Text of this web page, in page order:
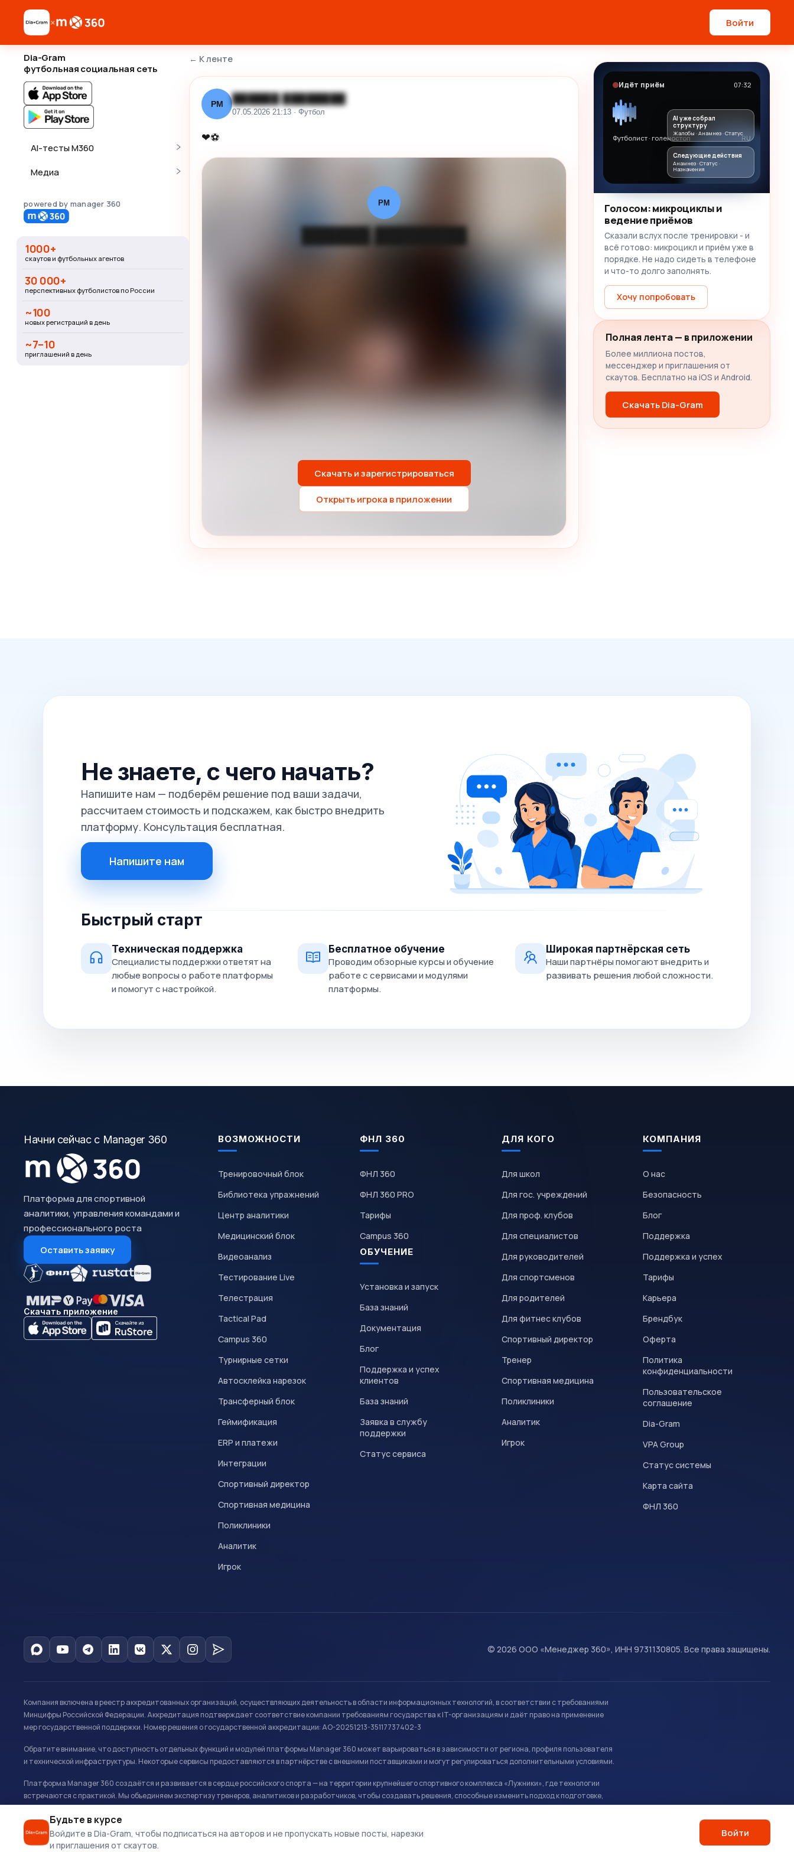
× Войти
Dia-Gram
футбольная социальная сеть
AI-тесты M360
Медиа
powered by manager 360
1000+
скаутов и футбольных агентов
30 000+
перспективных футболистов по России
~100
новых регистраций в день
~7–10
приглашений в день
← К ленте
РМ ██████ ████████
07.05.2026 21:13 · Футбол
❤⚽
РМ
Скачать и зарегистрироваться
Открыть игрока в приложении
Идёт приём 07:32
Футболист · голеностоп RU
AI уже собрал
структуру
Жалобы · Анамнез · Статус
Следующие действия
Анамнез · Статус ·
Назначения
Голосом: микроциклы и
ведение приёмов
Сказали вслух после тренировки - и
всё готово: микроцикл и приём уже в
порядке. Не надо сидеть в телефоне
и что-то долго заполнять.
Хочу попробовать
Полная лента — в приложении
Более миллиона постов,
мессенджер и приглашения от
скаутов. Бесплатно на iOS и Android.
Скачать Dia-Gram
Будьте в курсе
Войдите в Dia-Gram, чтобы подписаться на авторов и не пропускать новые посты, нарезки
и приглашения от скаутов.
Войти
Не знаете, с чего начать?
Напишите нам — подберём решение под ваши задачи,
рассчитаем стоимость и подскажем, как быстро внедрить
платформу. Консультация бесплатная.
Напишите нам
Быстрый старт
Техническая поддержка
Специалисты поддержки ответят на
любые вопросы о работе платформы
и помогут с настройкой.
Бесплатное обучение
Проводим обзорные курсы и обучение
работе с сервисами и модулями
платформы.
Широкая партнёрская сеть
Наши партнёры помогают внедрить и
развивать решения любой сложности.
Начни сейчас с Manager 360
Платформа для спортивной
аналитики, управления командами и
профессионального роста
Оставить заявку
Скачать приложение
ВОЗМОЖНОСТИ
Тренировочный блок
Библиотека упражнений
Центр аналитики
Медицинский блок
Видеоанализ
Тестирование Live
Телестрация
Tactical Pad
Campus 360
Турнирные сетки
Автосклейка нарезок
Трансферный блок
Геймификация
ERP и платежи
Интеграции
Спортивный директор
Спортивная медицина
Поликлиники
Аналитик
Игрок
ФНЛ 360
ФНЛ 360
ФНЛ 360 PRO
Тарифы
Campus 360
ОБУЧЕНИЕ
Установка и запуск
База знаний
Документация
Блог
Поддержка и успех
клиентов
База знаний
Заявка в службу
поддержки
Статус сервиса
ДЛЯ КОГО
Для школ
Для гос. учреждений
Для проф. клубов
Для специалистов
Для руководителей
Для спортсменов
Для родителей
Для фитнес клубов
Спортивный директор
Тренер
Спортивная медицина
Поликлиники
Аналитик
Игрок
КОМПАНИЯ
О нас
Безопасность
Блог
Поддержка
Поддержка и успех
Тарифы
Карьера
Брендбук
Оферта
Политика
конфиденциальности
Пользовательское
соглашение
Dia-Gram
VPA Group
Статус системы
Карта сайта
ФНЛ 360
© 2026 ООО «Менеджер 360», ИНН 9731130805. Все права защищены.
Компания включена в реестр аккредитованных организаций, осуществляющих деятельность в области информационных технологий, в соответствии с требованиями
Минцифры Российской Федерации. Аккредитация подтверждает соответствие компании требованиям государства к IT-организациям и даёт право на применение
мер государственной поддержки. Номер решения о государственной аккредитации: АО-20251213-35117737402-3
Обратите внимание, что доступность отдельных функций и модулей платформы Manager 360 может варьироваться в зависимости от региона, профиля пользователя
и технической инфраструктуры. Некоторые сервисы предоставляются в партнёрстве с внешними поставщиками и могут регулироваться дополнительными условиями.
Платформа Manager 360 создаётся и развивается в сердце российского спорта — на территории крупнейшего спортивного комплекса «Лужники», где технологии
встречаются с практикой. Мы объединяем экспертизу тренеров, аналитиков и разработчиков, чтобы создавать решения, способные изменить подход к подготовке,
развитию и управлению в спорте.
Офис: г. Москва, Олимпийский комплекс «Лужники», Большая спортивная арена, ул. Лужники 24с1.